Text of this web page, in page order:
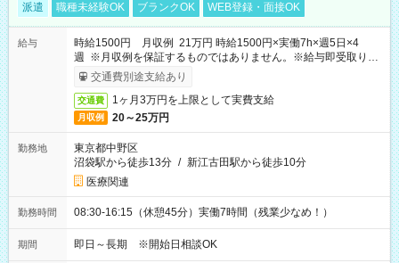
派遣 職種未経験OK ブランクOK WEB登録・面接OK
給与
時給1500円 月収例 21万円 時給1500円×実働7h×週5日×4
週 ※月収例を保証するものではありません。※給与即受取りサ
ービス利用可（利用条件有）
交通費別途支給あり
交通費 1ヶ月3万円を上限として実費支給
月収例 20～25万円
勤務地
東京都中野区
沼袋駅から徒歩13分 / 新江古田駅から徒歩10分
医療関連
勤務時間 08:30-16:15（休憩45分）実働7時間（残業少なめ！）
期間 即日～長期 ※開始日相談OK